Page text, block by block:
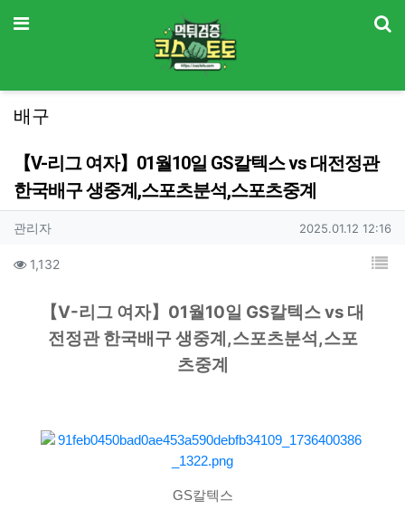
메뉴
배구
【V-리그 여자】01월10일 GS칼텍스 vs 대전정관
한국배구 생중계,스포츠분석,스포츠중계
작성자 정보
관리자작성 작성일
2025.01.12 12:16
컨텐츠 정보
1,132조회 목
본문【V-리그 여자】01월10일 GS칼텍스 vs 대
전정관 한국배구 생중계,스포츠분석,스포
츠중계
GS칼텍스